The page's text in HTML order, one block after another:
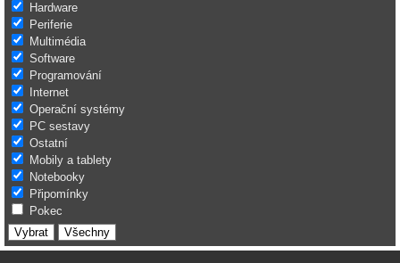
Hardware
Periferie
Multimédia
Software
Programování
Internet
Operační systémy
PC sestavy
Ostatní
Mobily a tablety
Notebooky
Připomínky
Pokec